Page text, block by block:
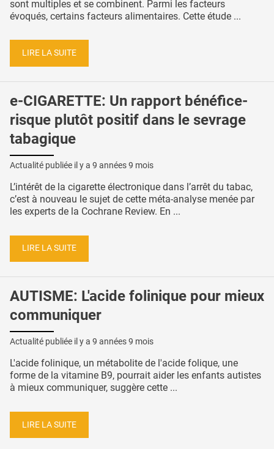
sont multiples et se combinent. Parmi les facteurs
évoqués, certains facteurs alimentaires. Cette étude ...
LIRE LA SUITE
e-CIGARETTE: Un rapport bénéfice-
risque plutôt positif dans le sevrage
tabagique
Actualité publiée il y a 9 années 9 mois
L’intérêt de la cigarette électronique dans l’arrêt du tabac,
c’est à nouveau le sujet de cette méta-analyse menée par
les experts de la Cochrane Review. En ...
LIRE LA SUITE
AUTISME: L'acide folinique pour mieux
communiquer
Actualité publiée il y a 9 années 9 mois
L'acide folinique, un métabolite de l'acide folique, une
forme de la vitamine B9, pourrait aider les enfants autistes
à mieux communiquer, suggère cette ...
LIRE LA SUITE